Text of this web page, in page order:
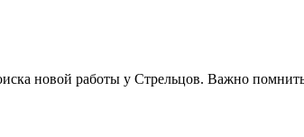
новой работы у Стрельцов. Важно